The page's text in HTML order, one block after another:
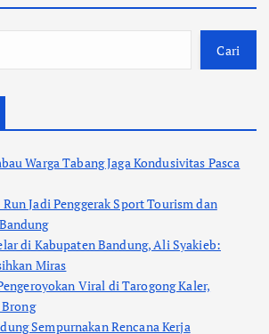
Cari
Warga Tabang Jaga Kondusivitas Pasca
Jadi Penggerak Sport Tourism dan
di Kabupaten Bandung, Ali Syakieb:
Miras
Viral di Tarogong Kaler,
Sempurnakan Rencana Kerja